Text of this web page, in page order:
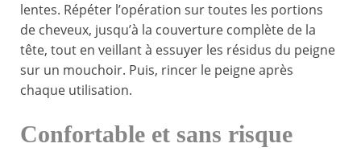
lentes. Répéter l’opération sur toutes les portions
de cheveux, jusqu’à la couverture complète de la
tête, tout en veillant à essuyer les résidus du peigne
sur un mouchoir. Puis, rincer le peigne après
chaque utilisation.
Confortable et sans risque